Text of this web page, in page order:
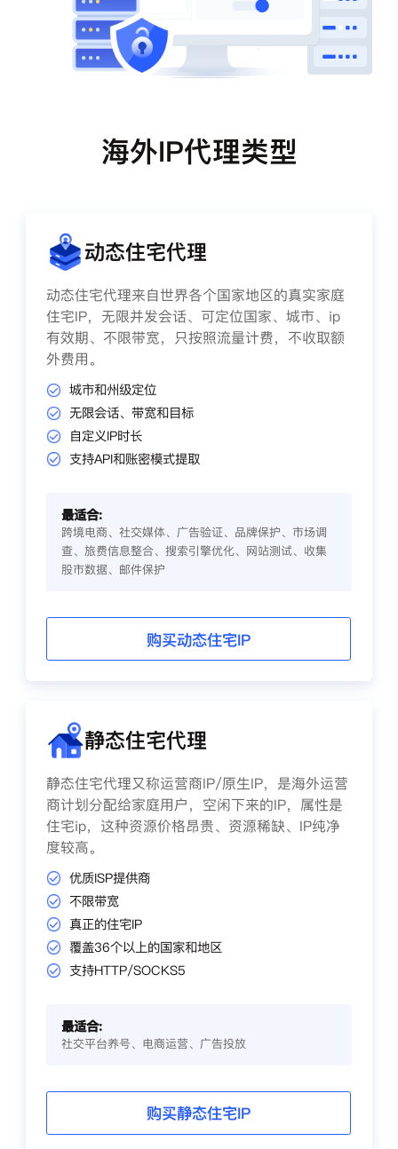
海外IP代理类型
动态住宅代理
动态住宅代理来自世界各个国家地区的真实家庭
住宅IP，无限并发会话、可定位国家、城市、ip
有效期、不限带宽，只按照流量计费，不收取额
外费用。
城市和州级定位
无限会话、带宽和目标
自定义IP时长
支持API和账密模式提取
最适合:
跨境电商、社交媒体、广告验证、品牌保护、市场调
查、旅费信息整合、搜索引擎优化、网站测试、收集
股市数据、邮件保护
购买动态住宅IP
静态住宅代理
静态住宅代理又称运营商IP/原生IP，是海外运营
商计划分配给家庭用户，空闲下来的IP，属性是
住宅ip，这种资源价格昂贵、资源稀缺、IP纯净
度较高。
优质ISP提供商
不限带宽
真正的住宅IP
覆盖36个以上的国家和地区
支持HTTP/SOCKS5
最适合:
社交平台养号、电商运营、广告投放
购买静态住宅IP